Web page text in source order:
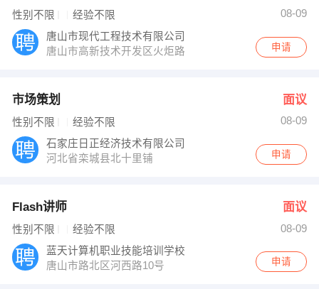
性别不限 经验不限
08-09
唐山市现代工程技术有限公司
唐山市高新技术开发区火炬路
申请
市场策划 面议
性别不限 经验不限
08-09
石家庄日正经济技术有限公司
河北省栾城县北十里铺
申请
Flash讲师 面议
性别不限 经验不限
08-09
蓝天计算机职业技能培训学校
唐山市路北区河西路10号
申请